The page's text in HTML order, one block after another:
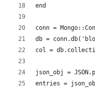
end
conn =
db =
col =
json_obj =
entries =